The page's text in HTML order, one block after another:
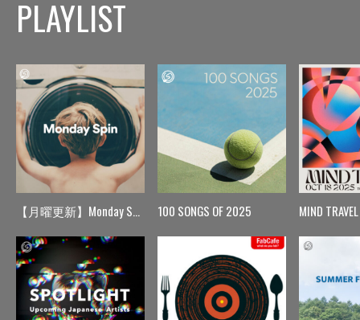
PLAYLIST
【月曜更新】Monday Spin 100 SONGS OF 2025 MIND TRAVEL